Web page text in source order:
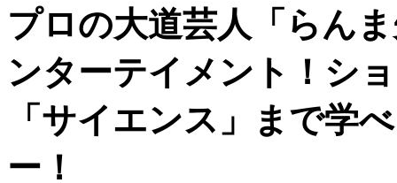
プロの大道芸人「らん
ンターテイメント！シ
「サイエンス」まで学
ー！